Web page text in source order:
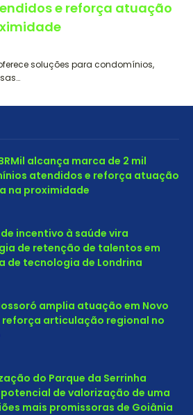
e reforça atuação
soluções para condomínios,
alcança marca de 2 mil
atendidos e reforça atuação
na proximidade
incentivo à saúde vira
de retenção de talentos em
de tecnologia de Londrina
amplia atuação em Novo
reforça articulação regional no
do Parque da Serrinha
de valorização de uma
mais promissoras de Goiânia